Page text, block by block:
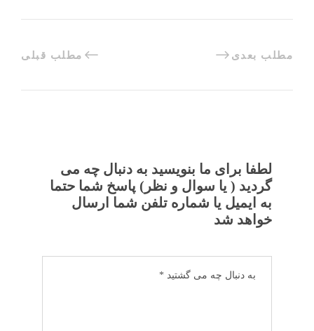
مطلب قبلی مطلب بعدی
لطفا برای ما بنویسید به دنبال چه می
گردید ( یا سوال و نظر) پاسخ شما حتما
به ایمیل یا شماره تلفن شما ارسال
خواهد شد